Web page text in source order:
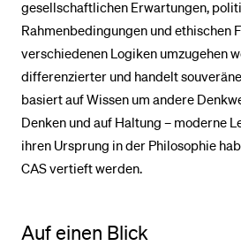
gesellschaftlichen Erwartungen,
Rahmenbedingungen und ethischen
verschiedenen Logiken umzugehen
differenzierter und handelt
basiert auf Wissen um andere
Denken und auf Haltung – moderne
ihren Ursprung in der Philosophie
CAS vertieft werden.
Auf einen Blick